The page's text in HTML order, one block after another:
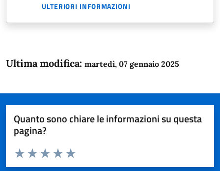
ULTERIORI INFORMAZIONI
Ultima modifica: martedì, 07 gennaio 2025
Quanto sono chiare le informazioni su questa
pagina?
Domanda
Valuta da 1 a 5 stelle la pagina
Valuta 5 stelle su 5
Valuta 4 stelle su 5
Valuta 3 stelle su 5
Valuta 2 stelle su 5
Valuta 1 stelle su 5